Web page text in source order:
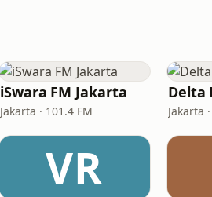
iSwara FM Jakarta
Jakarta · 101.4 FM
Delta
Jakarta
VR